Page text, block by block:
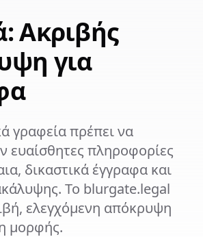
Ακριβής
για
γραφεία πρέπει να
ευαίσθητες πληροφορίες
δικαστικά έγγραφα και
Το blurgate.legal
ελεγχόμενη απόκρυψη
μορφής.